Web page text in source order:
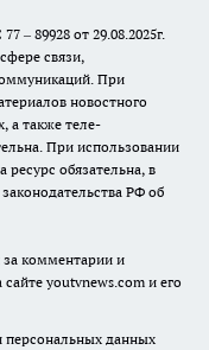
– 89928 от 29.08.2025г.
связи,
При
новостного
а также теле-
При использовании
обязательна, в
РФ об
за комментарии и
youtvnews.com и его
персональных данных